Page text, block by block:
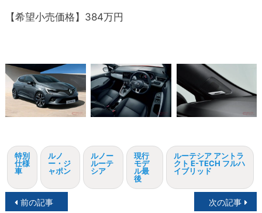
【希望小売価格】384万円
特別
仕様
車
ルノ
ー・ジ
ャポン
ルノー
ルーテ
シア
現行
モデ
ル最
後
ルーテシア アントラ
クト E-TECH フルハ
イブリッド
投前の記事 次の記事